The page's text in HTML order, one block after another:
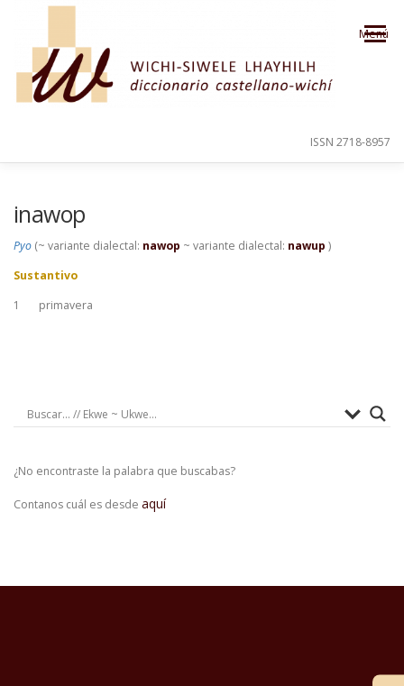
Saltar al contenido
Menú
ISSN 2718-8957
inawop
Pyo (~ variante dialectal: nawop ~ variante dialectal: nawup )
Sustantivo
1
primavera
¿No encontraste la palabra que buscabas?
Contanos cuál es desde aquí